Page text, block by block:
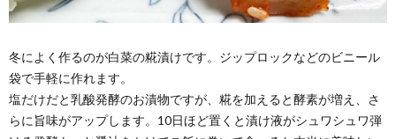
冬によく作るのが白菜の糀漬けです。ジップロックなどのビニール
袋で手軽に作れます。
塩だけだと乳酸発酵のお漬物ですが、糀を加えると酵素が増え、さ
らに旨味がアップします。10日ほど置くと漬け液がシュワシュワ弾